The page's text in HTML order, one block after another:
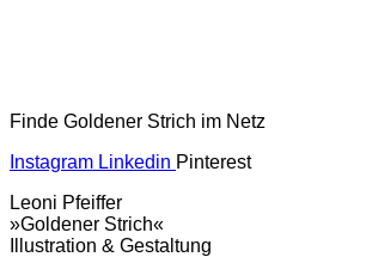
Finde Goldener Strich im Netz
Instagram Linkedin Pinterest
Leoni Pfeiffer
»Goldener Strich«
Illustration & Gestaltung